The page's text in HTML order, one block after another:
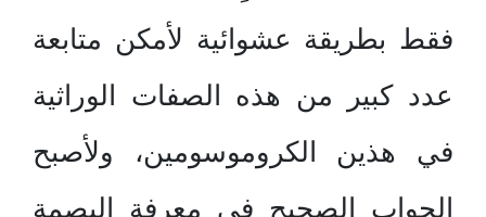
فقط بطريقة عشوائية لأمكن متابعة
عدد كبير من هذه الصفات الوراثية
في هذين الكروموسومين، ولأصبح
الجواب الصحيح في معرفة البصمة